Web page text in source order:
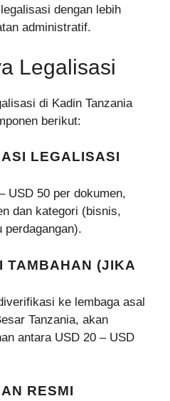
dengan lebih
administratif.
Legalisasi
di Kadin Tanzania
berikut:
LEGALISASI
USD 50 per dokumen,
dan kategori (bisnis,
perdagangan).
TAMBAHAN (JIKA
ke lembaga asal
Tanzania, akan
antara USD 20 – USD
RESMI